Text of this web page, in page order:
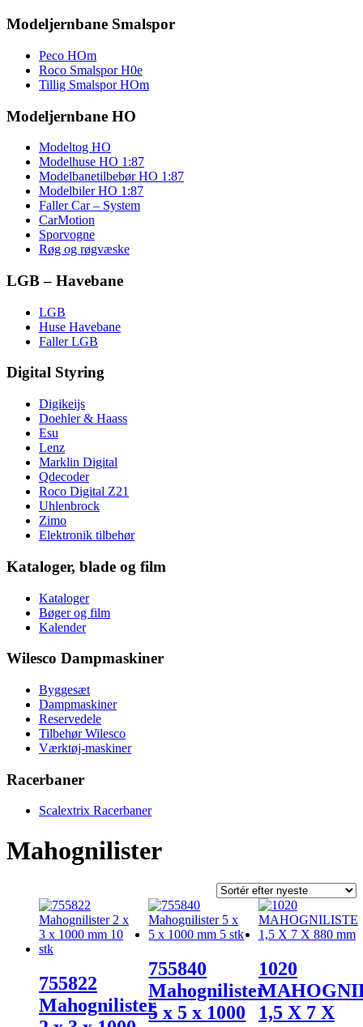
Modeljernbane Smalspor
Peco HOm
Roco Smalspor H0e
Tillig Smalspor HOm
Modeljernbane HO
Modeltog HO
Modelhuse HO 1:87
Modelbanetilbebør HO 1:87
Modelbiler HO 1:87
Faller Car – System
CarMotion
Sporvogne
Røg og røgvæske
LGB – Havebane
LGB
Huse Havebane
Faller LGB
Digital Styring
Digikeijs
Doehler & Haass
Esu
Lenz
Marklin Digital
Qdecoder
Roco Digital Z21
Uhlenbrock
Zimo
Elektronik tilbehør
Kataloger, blade og film
Kataloger
Bøger og film
Kalender
Wilesco Dampmaskiner
Byggesæt
Dampmaskiner
Reservedele
Tilbehør Wilesco
Værktøj-maskiner
Racerbaner
Scalextrix Racerbaner
Mahognilister
755822
Mahognilister
755840
Mahognilister
5 x 5 x 1000
1020
1,5 X 7 X